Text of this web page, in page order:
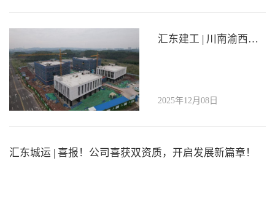
汇东建工 | 川南渝西科技成果转化中试基地（B区）建设项目一期顺利通过主体验收
2025年12月08日
汇东城运 | 喜报！公司喜获双资质，开启发展新篇章！